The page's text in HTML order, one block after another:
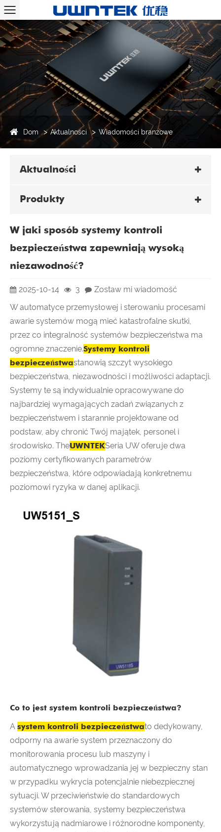
Dom Aktualności Wiadomości branżowe
Aktualności
Produkty
W jaki sposób systemy kontroli
bezpieczeństwa zapewniają wysoką
niezawodność?
2025-10-14 3
Zostaw mi wiadomość
W automatyce przemysłowej i sterowaniu procesami
awarie systemów mogą mieć katastrofalne skutki,
przez co integralność systemów bezpieczeństwa ma
ogromne znaczenie.Systemy kontroli
bezpieczeństwastanowią szczyt wysokiego
bezpieczeństwa, niezawodności i możliwości adaptacji.
Systemy te są indywidualnie opracowywane do
najbardziej wymagających zadań związanych z
bezpieczeństwem i starannie projektowane od
podstaw, aby chronić Twój majątek, personel i
środowisko. TheUWNTEKSeria UW oferuje dwa
poziomy certyfikowanych parametrów
bezpieczeństwa, które odpowiadają konkretnemu
poziomowi ryzyka w danej aplikacji.
Co to jest system kontroli bezpieczeństwa?
A system kontroli bezpieczeństwato dedykowany,
odporny na awarie system przeznaczony do
monitorowania procesu lub maszyny i
automatycznego wprowadzania jej w bezpieczny stan
w przypadku wykrycia potencjalnie niebezpiecznej
sytuacji. W przeciwieństwie do standardowych
systemów sterowania, systemy bezpieczeństwa
wykorzystują nadmiarowe i różnorodne komponenty,